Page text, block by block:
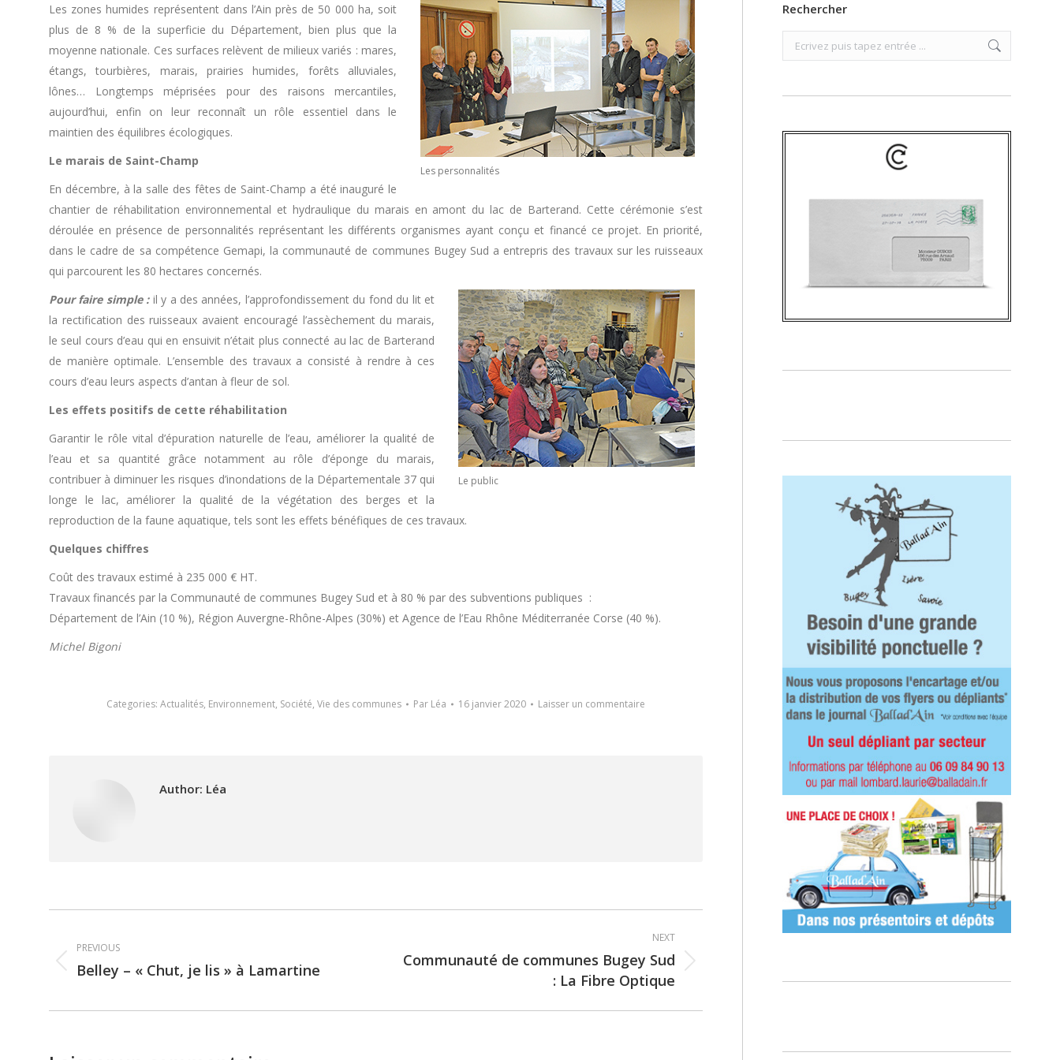
Les personnalités
Les zones humides représentent dans l’Ain près de 50 000 ha, soit
plus de 8 % de la superficie du Département, bien plus que la
moyenne nationale. Ces surfaces relèvent de milieux variés : mares,
étangs, tourbières, marais, prairies humides, forêts alluviales,
lônes… Longtemps méprisées pour des raisons mercantiles,
aujourd’hui, enfin on leur reconnaît un rôle essentiel dans le
maintien des équilibres écologiques.
Le marais de Saint-Champ
En décembre, à la salle des fêtes de Saint-Champ a été inauguré le
chantier de réhabilitation environnemental et hydraulique du marais en amont du lac de Barterand. Cette cérémonie s’est
déroulée en présence de personnalités représentant les différents organismes ayant conçu et financé ce projet. En priorité,
dans le cadre de sa compétence Gemapi, la communauté de communes Bugey Sud a entrepris des travaux sur les ruisseaux
qui parcourent les 80 hectares concernés.
Le public
Pour faire simple :il y a des années, l’approfondissement du fond du lit et
la rectification des ruisseaux avaient encouragé l’assèchement du marais,
le seul cours d’eau qui en ensuivit n’était plus connecté au lac de Barterand
de manière optimale. L’ensemble des travaux a consisté à rendre à ces
cours d’eau leurs aspects d’antan à fleur de sol.
Les effets positifs de cette réhabilitation
Garantir le rôle vital d’épuration naturelle de l’eau, améliorer la qualité de
l’eau et sa quantité grâce notamment au rôle d’éponge du marais,
contribuer à diminuer les risques d’inondations de la Départementale 37 qui
longe le lac, améliorer la qualité de la végétation des berges et la
reproduction de la faune aquatique, tels sont les effets bénéfiques de ces travaux.
Quelques chiffres
Coût des travaux estimé à 235 000 € HT.
Travaux financés par la Communauté de communes Bugey Sud et à 80 % par des subventions publiques :
Département de l’Ain (10 %), Région Auvergne-Rhône-Alpes (30%) et Agence de l’Eau Rhône Méditerranée Corse (40 %).
Michel Bigoni
Categories: Actualités, Environnement, Société, Vie des communes Par Léa 16 janvier 2020 Laisser un commentaire
Author: Léa
navigation
PREVIOUS
Previous
Belley – « Chut, je lis » à Lamartine
NEXT
Next
Communauté de communes Bugey Sud
: La Fibre Optique
Rechercher
Search: